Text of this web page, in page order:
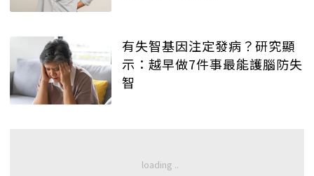
有失智基因注定發病？研究顯
示：越早做7件事最能護腦防失
智